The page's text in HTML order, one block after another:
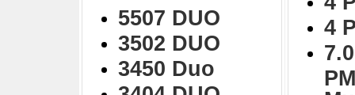
5507 DUO
3502 DUO
3450 Duo
4